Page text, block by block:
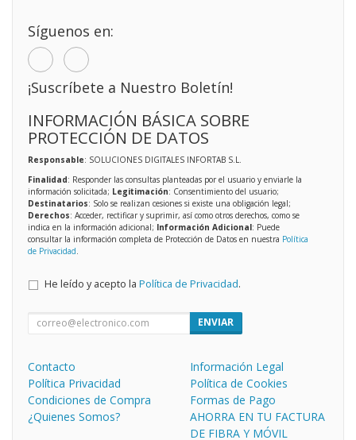
Síguenos en:
¡Suscríbete a Nuestro Boletín!
INFORMACIÓN BÁSICA SOBRE
PROTECCIÓN DE DATOS
Responsable: SOLUCIONES DIGITALES INFORTAB S.L.
Finalidad: Responder las consultas planteadas por el usuario y enviarle la
información solicitada; Legitimación: Consentimiento del usuario;
Destinatarios: Solo se realizan cesiones si existe una obligación legal;
Derechos: Acceder, rectificar y suprimir, así como otros derechos, como se
indica en la información adicional; Información Adicional: Puede
consultar la información completa de Protección de Datos en nuestra Política
de Privacidad
He leído y acepto la Política de Privacidad.
ENVIAR
Contacto
Información Legal
Política Privacidad
Política de Cookies
Condiciones de Compra
Formas de Pago
¿Quienes Somos?
AHORRA EN TU FACTURA
DE FIBRA Y MÓVIL